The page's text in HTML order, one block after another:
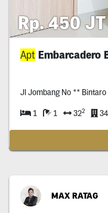
Rp. 450 JT
AptEmbarcadero
Jl Jombang No **
1 1 322 34
MAX RATAG